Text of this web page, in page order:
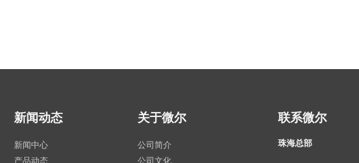
新闻动态
新闻中心
产品动态
关于微尔
公司简介
公司文化
联系微尔
珠海总部